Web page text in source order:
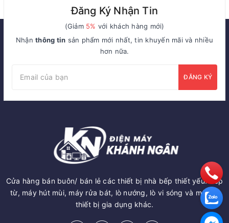
Đăng Ký Nhận Tin
(Giảm 5% với khách hàng mới)
Nhậnthông tin sản phẩm mới nhất, tin khuyến mãi và nhiều
hơn nữa.
ĐĂNG KÝ
Cửa hàng bán buôn/ bán lẻ các thiết bị nhà bếp thiết yếu: Bếp
từ, máy hút mùi, máy rửa bát, lò nướng, lò vi sóng và một số
thiết bị gia dụng khác.